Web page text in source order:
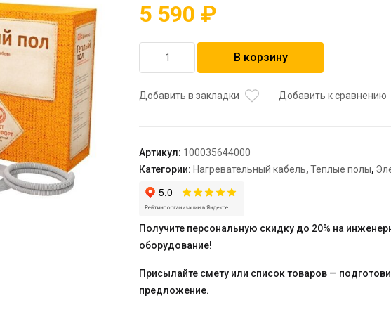
5 590 ₽
товара
нагревательный
м/680
Вт
В корзину
Добавить в закладки Добавить к сравнению
Артикул: 100035644000
Категории: Нагревательный кабель,Теплые полы,
Получите персональную скидку до 20% на
оборудование!
Присылайте смету или список товаров —
предложение.